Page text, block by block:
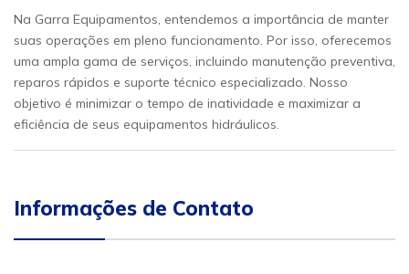
Na Garra Equipamentos, entendemos a importância de manter
suas operações em pleno funcionamento. Por isso, oferecemos
uma ampla gama de serviços, incluindo manutenção preventiva,
reparos rápidos e suporte técnico especializado. Nosso
objetivo é minimizar o tempo de inatividade e maximizar a
eficiência de seus equipamentos hidráulicos.
Informações de Contato